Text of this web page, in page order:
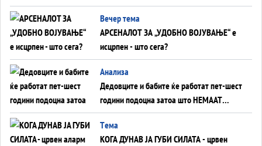
БЕЗ ФРОНТ
Вечер тема
АРСЕНАЛОТ ЗА „УДОБНО ВОЈУВАЊЕ“ е
исцрпен - што сега?
Анализа
Дедовците и бабите ќе работат пет-шест
години подоцна затоа што НЕМААТ
ВНУЦИ ДА ГИ ЗАМЕНАТ
Tема
КОГА ДУНАВ ЈА ГУБИ СИЛАТА - црвен